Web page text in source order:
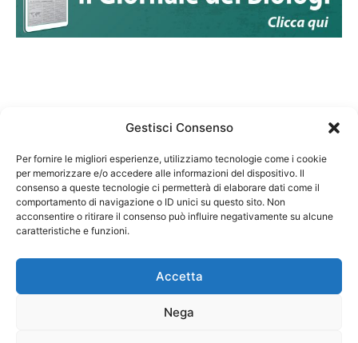
Gestisci Consenso
Per fornire le migliori esperienze, utilizziamo tecnologie come i cookie
per memorizzare e/o accedere alle informazioni del dispositivo. Il
consenso a queste tecnologie ci permetterà di elaborare dati come il
comportamento di navigazione o ID unici su questo sito. Non
acconsentire o ritirare il consenso può influire negativamente su alcune
caratteristiche e funzioni.
Accetta
Nega
Federazione Nazionale Degli Ordini dei Biologi:
codice fiscale 80069130583
Responsabile sito internet www.fnob.it: